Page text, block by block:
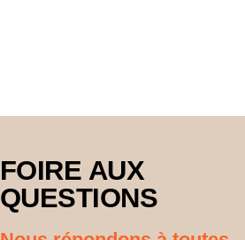
FOIRE AUX
QUESTIONS